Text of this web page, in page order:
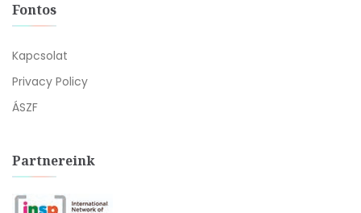
Fontos
Kapcsolat
Privacy Policy
ÁSZF
Partnereink